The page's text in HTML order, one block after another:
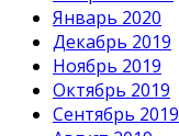
Январь 2020
Декабрь 2019
Ноябрь 2019
Октябрь 2019
Сентябрь 2019